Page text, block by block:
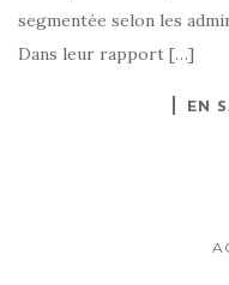
segmentée selon les
Dans leur rapport […]
EN